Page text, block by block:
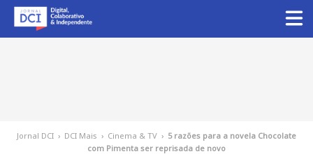
Jornal DCI › DCI Mais › Cinema & TV › 5 razões para a novela Chocolate
com Pimenta ser reprisada de novo